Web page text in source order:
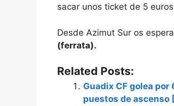
sacar unos ticket de 5
Desde Azimut Sur os
(ferrata).
Related Posts:
Guadix CF golea
puestos de ascenso